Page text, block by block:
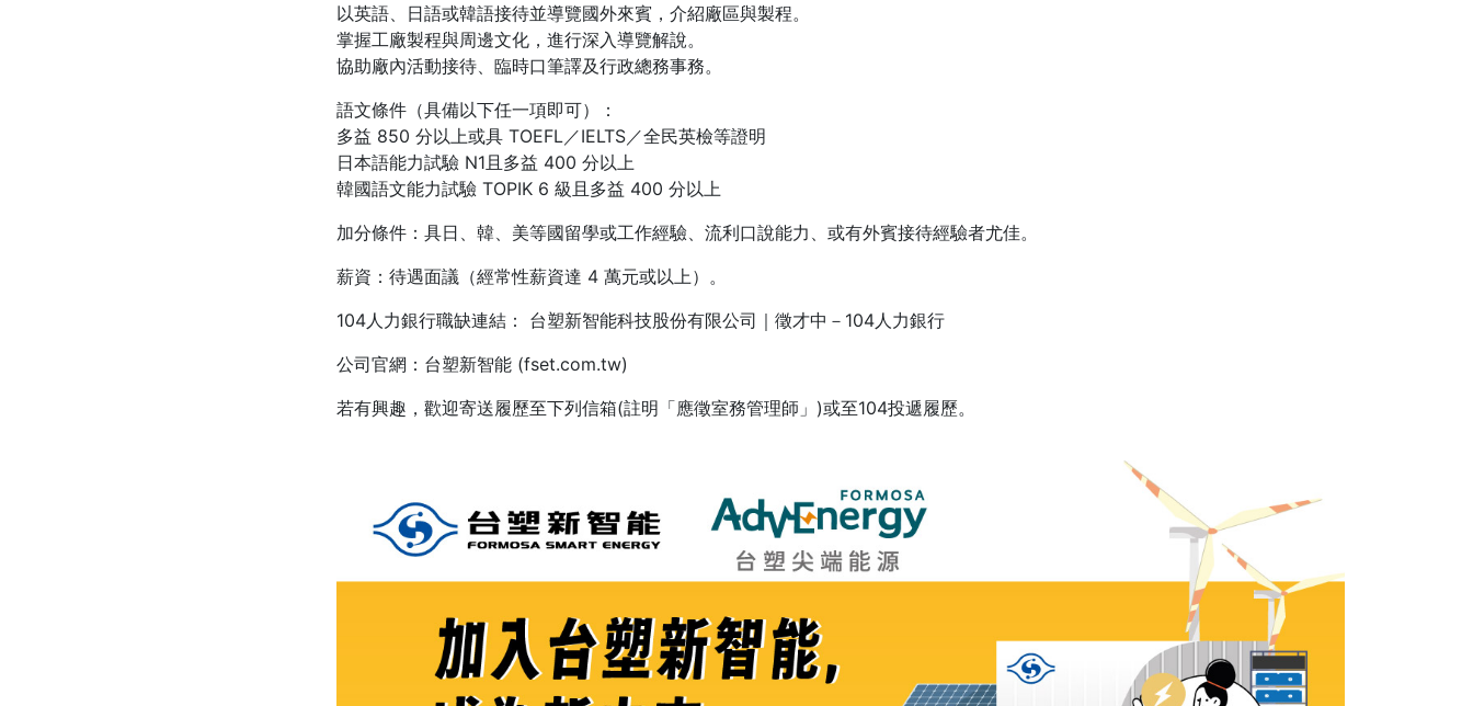
以英語、日語或韓語接待並導覽國外來賓，介紹廠區與製程。
掌握工廠製程與周邊文化，進行深入導覽解說。
協助廠內活動接待、臨時口筆譯及行政總務事務。
語文條件（具備以下任一項即可）：
多益 850 分以上或具 TOEFL／IELTS／全民英檢等證明
日本語能力試驗 N1且多益 400 分以上
韓國語文能力試驗 TOPIK 6 級且多益 400 分以上
加分條件：具日、韓、美等國留學或工作經驗、流利口說能力、或有外賓接待經驗者尤佳。
薪資：待遇面議（經常性薪資達 4 萬元或以上）。
104人力銀行職缺連結： 台塑新智能科技股份有限公司｜徵才中－104人力銀行
公司官網：台塑新智能 (fset.com.tw)
若有興趣，歡迎寄送履歷至下列信箱(註明「應徵室務管理師」)或至104投遞履歷。